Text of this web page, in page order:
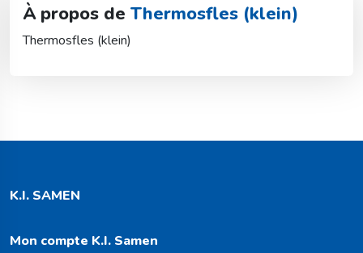
À propos de Thermosfles (klein)
Thermosfles (klein)
K.I. SAMEN
Mon compte K.I. Samen